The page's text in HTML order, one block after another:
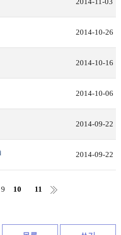
2014-10-26
2014-10-16
2014-10-06
2014-09-22
2014-09-22
9 10 11